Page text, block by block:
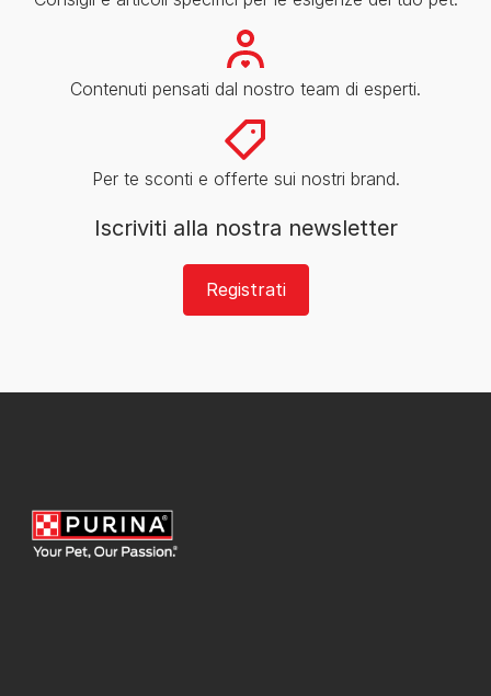
Contenuti pensati dal nostro team di esperti.
Per te sconti e offerte sui nostri brand.
Iscriviti alla nostra newsletter
Registrati